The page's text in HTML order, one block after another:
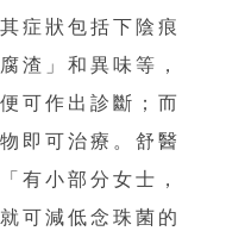
症狀包括下陰痕
渣」和異味等，
可作出診斷；而
即可治療。舒醫
有小部分女士，
可減低念珠菌的